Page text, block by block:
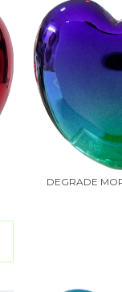
DEGRADE